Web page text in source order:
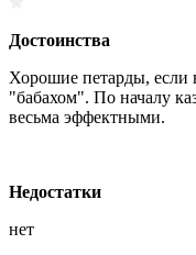
Достоинства
Хорошие петарды, если
"бабахом". По началу
весьма эффектными.
Недостатки
нет